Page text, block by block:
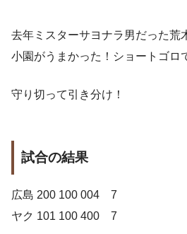
去年ミスターサヨナラ男だった荒
小園がうまかった！ショートゴロ
守り切って引き分け！
試合の結果
広島 200 100 004 7
ヤク 101 100 400 7